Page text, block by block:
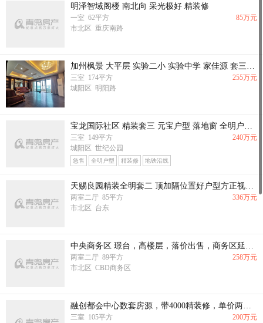
明泽智域阁楼 南北向 采光极好 精装修
一室 62平方
市北区 重庆南路
85万元
加州枫景 大平层 实验二小 实验中学 家佳源 套三双卫 客厅宽七米 随时看房
三室 174平方
城阳区 明阳路
255万元
宝龙国际社区 精装套三 元宝户型 落地窗 全明户型 急售
三室 149平方
城阳区 世纪公园
急售 全明户型 精装修 地铁沿线
240万元
天赐良园精装全明套二 顶加隔位置好户型方正视野好全天无遮挡
两室二厅 85平方
市北区 台东
336万元
中央商务区 璟台，高楼层，落价出售，商务区延吉路山东路地铁
两室二厅 89平方
市北区 CBD商务区
258万元
融创都会中心数套房源，带4000精装修，单价两万左右，可贷款
三室 105平方 200万元